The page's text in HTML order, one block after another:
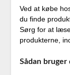
Ved at købe
du finde
Sørg for at
produkterne,
Sådan